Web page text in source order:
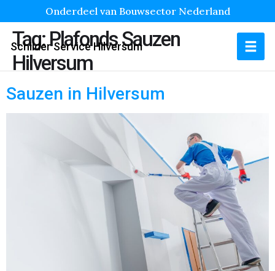
Onderdeel van Bouwsector Nederland
Schilder Service Hilversum
Tag:Plafonds Sauzen
Hilversum
Sauzen in Hilversum